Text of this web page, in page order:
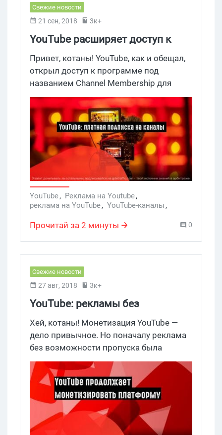
Свежие новости
21 сен, 2018 3к+
YouTube расширяет доступ к
Channel Membership
Привет, котаны! YouTube, как и обещал,
открыл доступ к программе под
названием Channel Membership для
большего количества авторов. Ее
участники могут монетизировать свои
каналы, предлагая юзерам уникальный
контент за платную подписку.
YouTube, Реклама на Youtube,
реклама на YouTube, YouTube-каналы,
Channel Membership
Прочитай за 2 минуты 0
Свежие новости
27 авг, 2018 3к+
YouTube: рекламы без
возможности пропуска станет
еще больше
Хей, котаны! Монетизация YouTube —
дело привычное. Но поначалу реклама
без возможности пропуска была
доступна только избранным каналам в
качестве тестовой опции. Теперь
видеохостинг пошел еще дальше и
запускает формат nonskippable ads для
всех блогеров, которые уже
монетизируют видео.